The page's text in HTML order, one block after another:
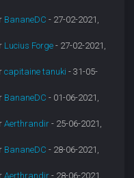
BananeDC - 27-02-2021,
Lucius Forge - 27-02-2021,
capitaine tanuki - 31-05-
BananeDC - 01-06-2021,
Aerthrandir - 25-06-2021,
BananeDC - 28-06-2021,
Aerthrandir - 28-06-2021,